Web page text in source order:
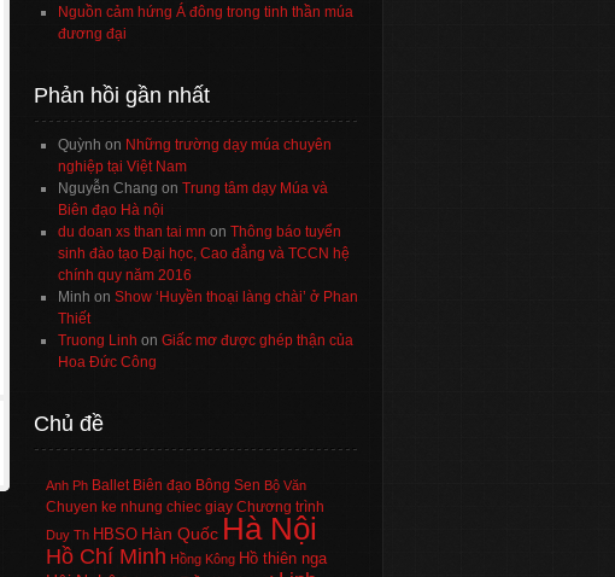
Nguồn cảm hứng Á đông trong tinh thần múa
đương đại
Phản hồi gần nhất
Quỳnh on Những trường dạy múa chuyên
nghiệp tại Việt Nam
Nguyễn Chang on Trung tâm dạy Múa và
Biên đạo Hà nội
du doan xs than tai mn on Thông báo tuyển
sinh đào tạo Đại học, Cao đẳng và TCCN hệ
chính quy năm 2016
Minh on Show ‘Huyền thoại làng chài’ ở Phan
Thiết
Truong Linh on Giấc mơ được ghép thận của
Hoa Đức Công
Chủ đề
Anh Ph Ballet Biên đạo Bông Sen Bộ Văn
Chuyen ke nhung chiec giay Chương trình
Duy Th HBSO Hàn Quốc Hà Nội
Hồ Chí Minh Hồng Kông Hồ thiên nga